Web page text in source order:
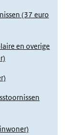
(37 euro
en overige